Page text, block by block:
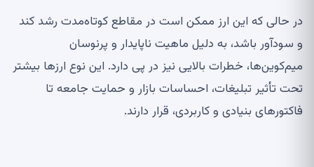
در حالی که این ارز ممکن است در مقاطع کوتاه‌مدت رشد کند
و سودآور باشد، به دلیل ماهیت ناپایدار و پرنوسان
میم‌کوین‌ها، خطرات بالایی نیز در پی دارد. این نوع ارزها بیشتر
تحت تأثیر تبلیغات، احساسات بازار و حمایت جامعه تا
فاکتورهای بنیادی و کاربردی، قرار دارند.